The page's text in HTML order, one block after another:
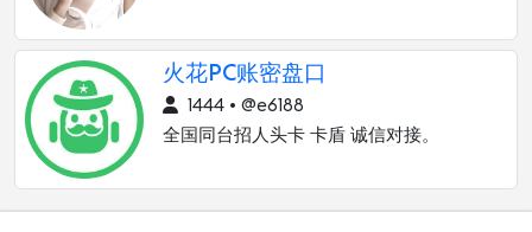
火花PC账密盘口
1444 • @e6188
全国同台招人头卡 卡盾 诚信对接。